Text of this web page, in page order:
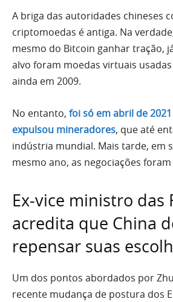
A briga das autoridades chineses
criptomoedas é antiga. Na
mesmo do Bitcoin ganhar tração,
alvo foram moedas virtuais
ainda em 2009.
No entanto, foi só em abril de
expulsou mineradores, que até
indústria mundial. Mais tarde, em
mesmo ano, as negociações
Ex-vice ministro das
acredita que China
repensar suas
Um dos pontos abordados por
recente mudança de postura dos